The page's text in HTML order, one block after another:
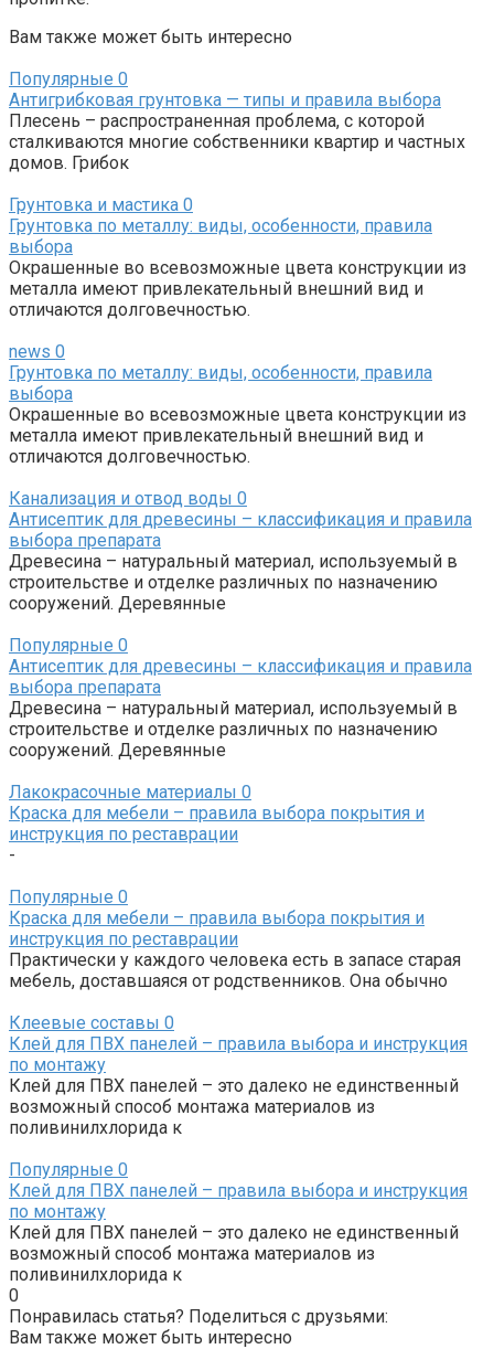
Вам также может быть интересно
Популярные 0
Антигрибковая грунтовка — типы и правила выбора
Плесень – распространенная проблема, с которой
сталкиваются многие собственники квартир и частных
домов. Грибок
Грунтовка и мастика 0
Грунтовка по металлу: виды, особенности, правила
выбора
Окрашенные во всевозможные цвета конструкции из
металла имеют привлекательный внешний вид и
отличаются долговечностью.
news 0
Грунтовка по металлу: виды, особенности, правила
выбора
Окрашенные во всевозможные цвета конструкции из
металла имеют привлекательный внешний вид и
отличаются долговечностью.
Канализация и отвод воды 0
Антисептик для древесины – классификация и правила
выбора препарата
Древесина – натуральный материал, используемый в
строительстве и отделке различных по назначению
сооружений. Деревянные
Популярные 0
Антисептик для древесины – классификация и правила
выбора препарата
Древесина – натуральный материал, используемый в
строительстве и отделке различных по назначению
сооружений. Деревянные
Лакокрасочные материалы 0
Краска для мебели – правила выбора покрытия и
инструкция по реставрации
-
Популярные 0
Краска для мебели – правила выбора покрытия и
инструкция по реставрации
Практически у каждого человека есть в запасе старая
мебель, доставшаяся от родственников. Она обычно
Клеевые составы 0
Клей для ПВХ панелей – правила выбора и инструкция
по монтажу
Клей для ПВХ панелей – это далеко не единственный
возможный способ монтажа материалов из
поливинилхлорида к
Популярные 0
Клей для ПВХ панелей – правила выбора и инструкция
по монтажу
Клей для ПВХ панелей – это далеко не единственный
возможный способ монтажа материалов из
поливинилхлорида к
0
Понравилась статья? Поделиться с друзьями:
Вам также может быть интересно